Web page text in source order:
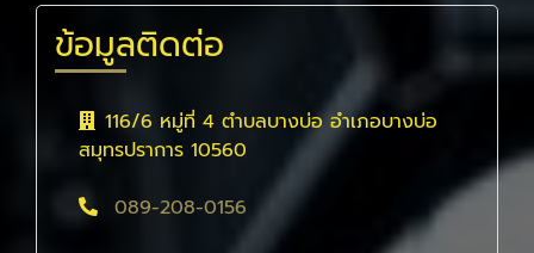
ข้อมูลติดต่อ
116/6 หมู่ที่ 4 ตำบลบางบ่อ อำเภอบางบ่อ
สมุทรปราการ 10560
089-208-0156